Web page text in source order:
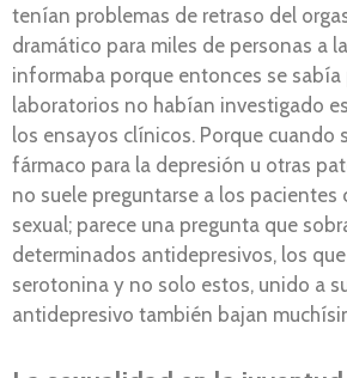
tenían problemas de retraso del
dramático para miles de personas a
informaba porque entonces se sabía
laboratorios no habían investigado
los ensayos clínicos. Porque cuando
fármaco para la depresión u otras
no suele preguntarse a los pacientes
sexual; parece una pregunta que
determinados antidepresivos, los
serotonina y no solo estos, unido a
antidepresivo también bajan